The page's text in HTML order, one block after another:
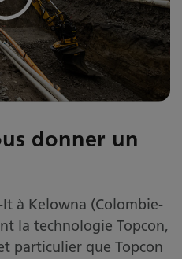
donner un
à Kelowna (Colombie-
la technologie Topcon,
particulier que Topcon